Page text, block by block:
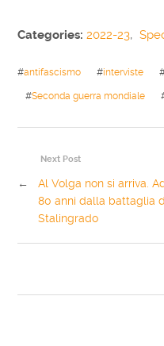
Categories:2022-23,
#antifascismo #interviste
#Seconda guerra mondiale
Next Post
←
Al Volga non si arriva.
80 anni dalla battaglia
Stalingrado